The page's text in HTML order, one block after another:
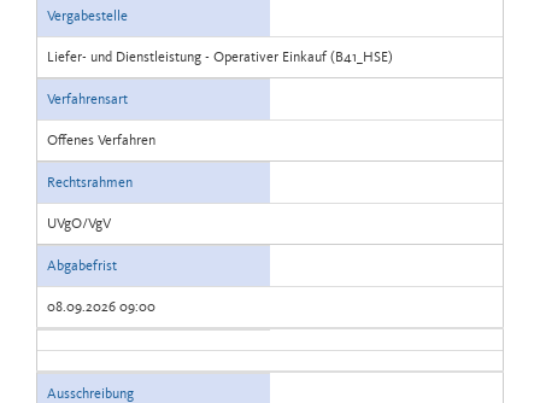
Vergabestelle
Liefer- und Dienstleistung - Operativer Einkauf (B41_HSE)
Verfahrensart
Offenes Verfahren
Rechtsrahmen
UVgO/VgV
Abgabefrist
08.09.2026 09:00
Ausschreibung